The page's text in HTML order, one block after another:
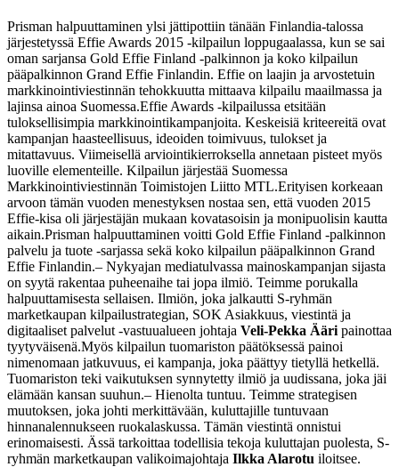
Prisman halpuuttaminen ylsi jättipottiin tänään Finlandia-talossa
järjestetyssä Effie Awards 2015 -kilpailun loppugaalassa, kun se sai
oman sarjansa Gold Effie Finland -palkinnon ja koko kilpailun
pääpalkinnon Grand Effie Finlandin. Effie on laajin ja arvostetuin
markkinointiviestinnän tehokkuutta mittaava kilpailu maailmassa ja
lajinsa ainoa Suomessa.Effie Awards -kilpailussa etsitään
tuloksellisimpia markkinointikampanjoita. Keskeisiä kriteereitä ovat
kampanjan haasteellisuus, ideoiden toimivuus, tulokset ja
mitattavuus. Viimeisellä arviointikierroksella annetaan pisteet myös
luoville elementeille. Kilpailun järjestää Suomessa
Markkinointiviestinnän Toimistojen Liitto MTL.Erityisen korkeaan
arvoon tämän vuoden menestyksen nostaa sen, että vuoden 2015
Effie-kisa oli järjestäjän mukaan kovatasoisin ja monipuolisin kautta
aikain.Prisman halpuuttaminen voitti Gold Effie Finland -palkinnon
palvelu ja tuote -sarjassa sekä koko kilpailun pääpalkinnon Grand
Effie Finlandin.– Nykyajan mediatulvassa mainoskampanjan sijasta
on syytä rakentaa puheenaihe tai jopa ilmiö. Teimme porukalla
halpuuttamisesta sellaisen. Ilmiön, joka jalkautti S-ryhmän
marketkaupan kilpailustrategian, SOK Asiakkuus, viestintä ja
digitaaliset palvelut -vastuualueen johtaja Veli-Pekka Ääri painottaa
tyytyväisenä.Myös kilpailun tuomariston päätöksessä painoi
nimenomaan jatkuvuus, ei kampanja, joka päättyy tietyllä hetkellä.
Tuomariston teki vaikutuksen synnytetty ilmiö ja uudissana, joka jäi
elämään kansan suuhun.‒ Hienolta tuntuu. Teimme strategisen
muutoksen, joka johti merkittävään, kuluttajille tuntuvaan
hinnanalennukseen ruokalaskussa. Tämän viestintä onnistui
erinomaisesti. Ässä tarkoittaa todellisia tekoja kuluttajan puolesta, S-
ryhmän marketkaupan valikoimajohtaja Ilkka Alarotu iloitsee.